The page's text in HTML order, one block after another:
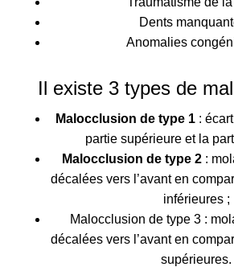
Dents
Anomalies
Il existe 3 types de
Malocclusion de type 1: écart
partie supérieure et la
Malocclusion de type 2:
décalées vers l’avant en
inférieures ;
Malocclusion de type 3:
décalées vers l’avant en
supérieures.